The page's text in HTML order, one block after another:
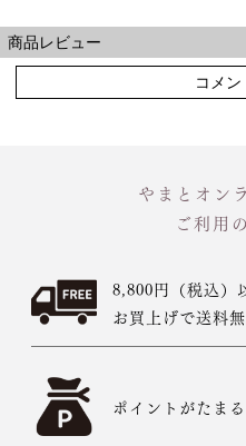
商品レビュー
コメン
やまとオン
ご利用
8,800円（税込）
お買上げで送料
ポイントがたま